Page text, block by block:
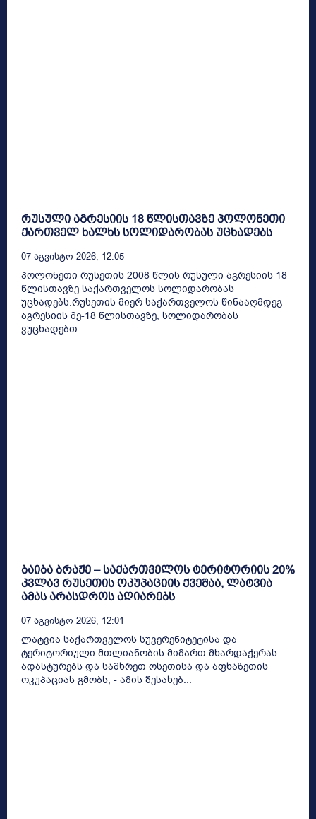
რუსული აგრესიის 18 წლისთავზე პოლონეთი
ქართველ ხალხს სოლიდარობას უცხადებს
07 Აგვისტო 2026, 12:05
პოლონეთი რუსეთის 2008 წლის რუსული აგრესიის 18
წლისთავზე საქართველოს სოლიდარობას
უცხადებს.რუსეთის მიერ საქართველოს წინააღმდეგ
აგრესიის მე-18 წლისთავზე, სოლიდარობას
ვუცხადებთ...
ბაიბა ბრაჟე – საქართველოს ტერიტორიის 20%
კვლავ რუსეთის ოკუპაციის ქვეშაა, ლატვია
ამას არასდროს აღიარებს
07 Აგვისტო 2026, 12:01
ლატვია საქართველოს სუვერენიტეტისა და
ტერიტორიული მთლიანობის მიმართ მხარდაჭერას
ადასტურებს და სამხრეთ ოსეთისა და აფხაზეთის
ოკუპაციას გმობს, - ამის შესახებ...